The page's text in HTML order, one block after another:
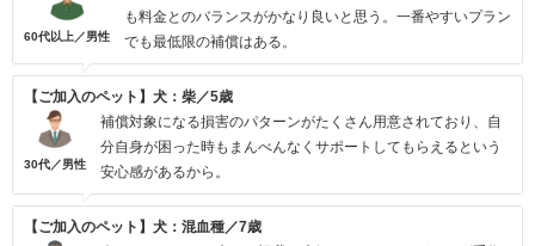
60代以上／男性
も料金とのバランスがかなり良いと思う。一番やすいプラン
でも最低限の補償はある。
【ご加入のペット】犬：柴／5歳
30代／男性
補償対象になる損害のパターンがたくさん用意されており、自
分自身が困った時もまんべんなくサポートしてもらえるという
安心感があるから。
【ご加入のペット】犬：混血種／7歳